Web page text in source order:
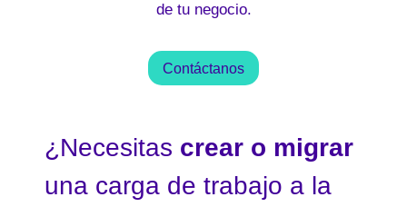
de tu negocio.
Contáctanos
¿Necesitas crear o migrar
una carga de trabajo a la